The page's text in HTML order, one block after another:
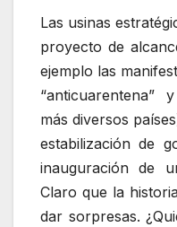
Las usinas
proyecto de
ejemplo las
“anticuarentena”
más diversos
estabilización de
inauguración de
Claro que la
dar sorpresas.